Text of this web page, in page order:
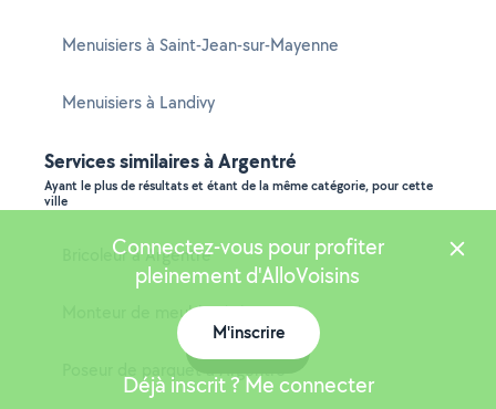
Menuisiers à Saint-Jean-sur-Mayenne
Menuisiers à Landivy
Services similaires à Argentré
Ayant le plus de résultats et étant de la même catégorie, pour cette
ville
Bricoleur à Argentré
Monteur de meubles à Argentré
Connectez-vous pour profiter
pleinement d'AlloVoisins
M'inscrire
Déjà inscrit ? Me connecter